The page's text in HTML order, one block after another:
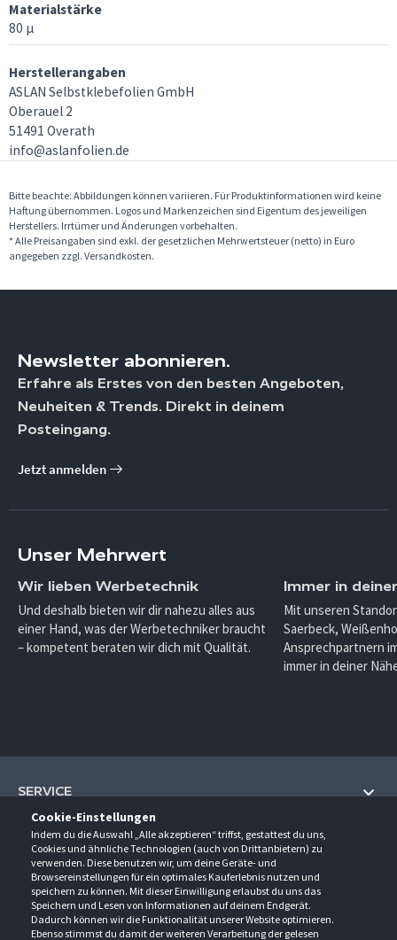
Cookie-Einstellungen
Indem du die Auswahl „Alle akzeptieren“ triffst, gestattest du uns,
Cookies und ähnliche Technologien (auch von Drittanbietern) zu
verwenden. Diese benutzen wir, um deine Geräte- und
Browsereinstellungen für ein optimales Kauferlebnis nutzen und
speichern zu können. Mit dieser Einwilligung erlaubst du uns das
Speichern und Lesen von Informationen auf deinem Endgerät.
Dadurch können wir die Funktionalität unserer Website optimieren.
Ebenso stimmst du damit der weiteren Verarbeitung der gelesen
Materialstärke
80 µ
Herstellerangaben
ASLAN Selbstklebefolien GmbH
Oberauel 2
51491 Overath
info@aslanfolien.de
Bitte beachte: Abbildungen können variieren. Für Produktinformationen wird keine
Haftung übernommen. Logos und Markenzeichen sind Eigentum des jeweiligen
Herstellers. Irrtümer und Änderungen vorbehalten.
* Alle Preisangaben sind exkl. der gesetzlichen Mehrwertsteuer (netto) in Euro
angegeben zzgl. Versandkosten.
Newsletter abonnieren.
Erfahre als Erstes von den besten Angeboten,
Neuheiten & Trends. Direkt in deinem
Posteingang.
Jetzt anmelden
Unser Mehrwert
Wir lieben Werbetechnik
Und deshalb bieten wir dir nahezu alles aus
einer Hand, was der Werbetechniker braucht
– kompetent beraten wir dich mit Qualität.
Immer in
Mit unseren
Saerbeck,
Ansprechpartnern
immer in deiner
SERVICE
Hilfe und Information
Fragen und Antworten (FAQ)
Kontakt
Newsletter
Events
UNTERNEHMEN
Über uns
Anfahrt
Ansprechpartner
KONTAKT
Gröner-Schulze GmbH
Sarirstraße 5
ÖFFNUNGSZEITEN